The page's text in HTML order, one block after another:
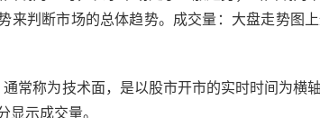
来判断市场的总体趋势。成交量：大盘走势图
常称为技术面，是以股市开市的实时时间为横
显示成交量。